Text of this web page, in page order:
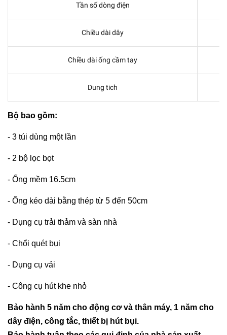
Tần số dòng điện
Chiều dài dây
Chiều dài ống cầm tay
Dung tich
Bộ bao gồm:
- 3 túi dùng một lần
- 2 bộ lọc bọt
- Ống mềm 16.5cm
- Ống kéo dài bằng thép từ 5 đến 50cm
- Dụng cụ trải thảm và sàn nhà
- Chổi quét bụi
- Dụng cụ vải
- Công cụ hút khe nhỏ
Bảo hành 5 năm cho động cơ và thân máy, 1 năm cho
dây điện, công tắc, thiết bị hút bụi.